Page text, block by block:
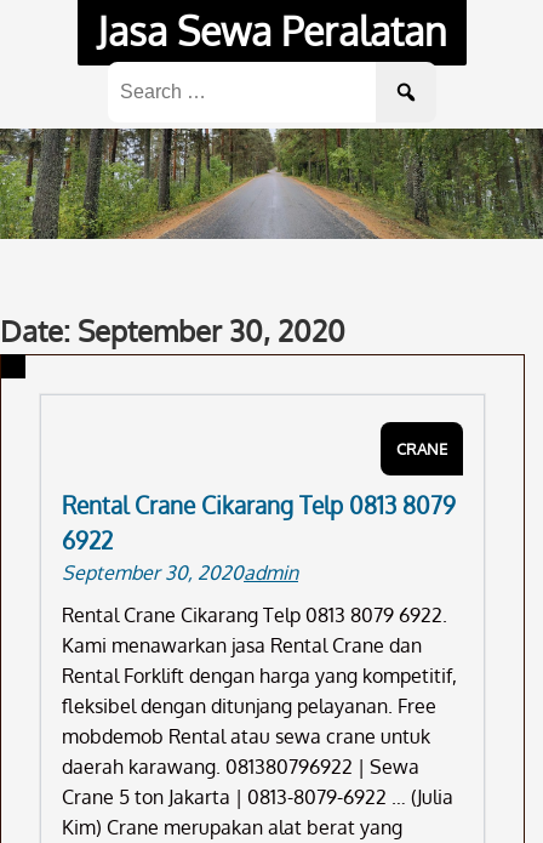
Jasa Sewa Peralatan
for:
Date: September 30, 2020
CRANE
Rental Crane Cikarang Telp 0813 8079
6922
September 30, 2020admin
Rental Crane Cikarang Telp 0813 8079 6922.
Kami menawarkan jasa Rental Crane dan
Rental Forklift dengan harga yang kompetitif,
fleksibel dengan ditunjang pelayanan. Free
mobdemob Rental atau sewa crane untuk
daerah karawang. 081380796922 | Sewa
Crane 5 ton Jakarta | 0813-8079-6922 … (Julia
Kim) Crane merupakan alat berat yang